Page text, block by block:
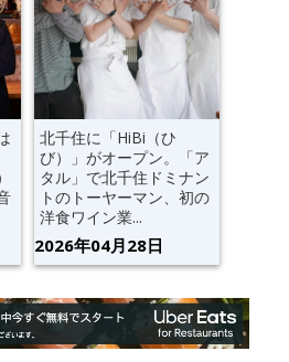
北千住に「HiBi（ひ
び）」がオープン。「ア
タル」で北千住ドミナン
トのトーヤーマン、初の
洋食ワイン業...
2026年04月28日